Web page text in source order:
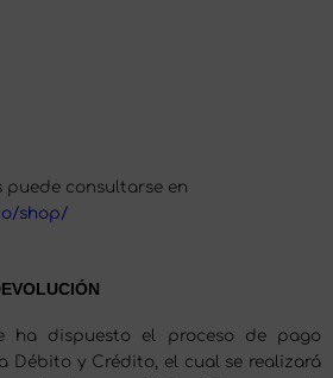
puede consultarse en
shop/
ha dispuesto el proceso de pago
Débito y Crédito, el cual se realizará